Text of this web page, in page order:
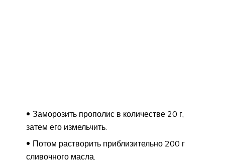
Заморозить прополис в количестве 20 г,
затем его измельчить.
Потом растворить приблизительно 200 г
сливочного масла.